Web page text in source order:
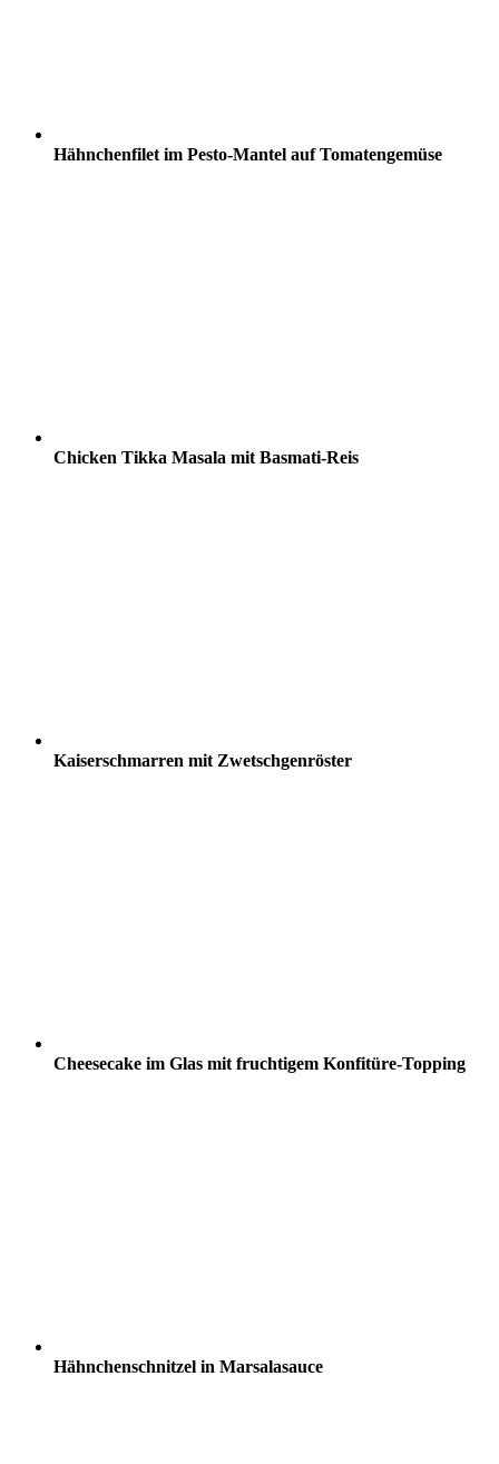
Hähnchenfilet im Pesto-Mantel auf Tomatengemüse
Chicken Tikka Masala mit Basmati-Reis
Kaiserschmarren mit Zwetschgenröster
Cheesecake im Glas mit fruchtigem Konfitüre-Topping
Hähnchenschnitzel in Marsalasauce